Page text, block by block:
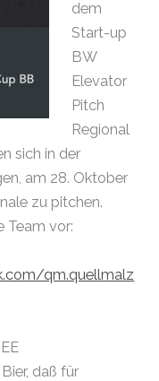
dem
Start-up
BW
Elevator
Pitch
Regional
sich in der
am 28. Oktober
zu pitchen.
Team vor:
qm.quellmalz
daß für